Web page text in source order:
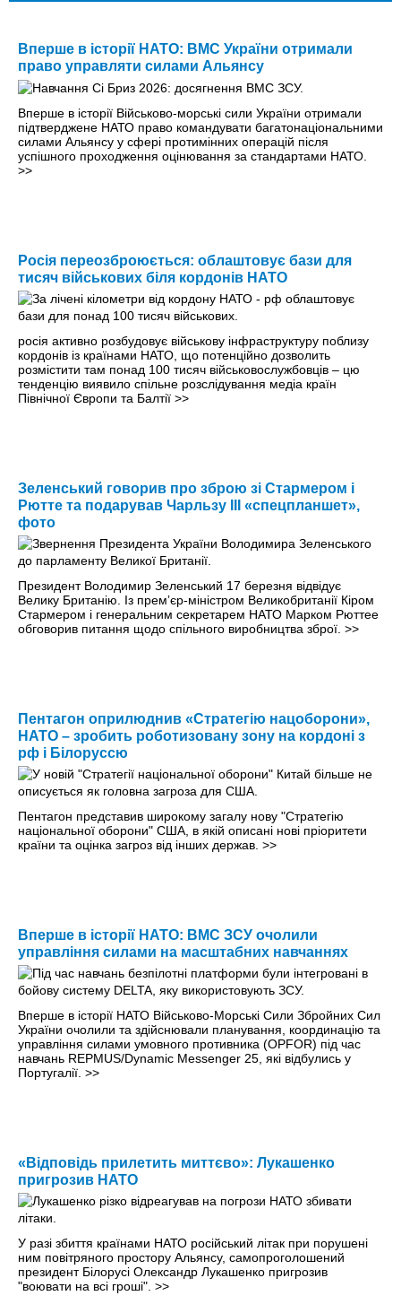
Вперше в історії НАТО: ВМС України отримали
право управляти силами Альянсу
Вперше в історії Військово-морські сили України отримали
підтверджене НАТО право командувати багатонаціональними
силами Альянсу у сфері протимінних операцій після
успішного проходження оцінювання за стандартами НАТО.
>>
Росія переозброюється: облаштовує бази для
тисяч військових біля кордонів НАТО
росія активно розбудовує військову інфраструктуру поблизу
кордонів із країнами НАТО, що потенційно дозволить
розмістити там понад 100 тисяч військовослужбовців – цю
тенденцію виявило спільне розслідування медіа країн
Північної Європи та Балтії >>
Зеленський говорив про зброю зі Стармером і
Рютте та подарував Чарльзу III «спецпланшет»,
фото
Президент Володимир Зеленський 17 березня відвідує
Велику Британію. Із премʼєр-міністром Великобританії Кіром
Стармером і генеральним секретарем НАТО Марком Рюттее
обговорив питання щодо спільного виробництва зброї. >>
Пентагон оприлюднив «Стратегію нацоборони»,
НАТО – зробить роботизовану зону на кордоні з
рф і Білоруссю
Пентагон представив широкому загалу нову "Стратегію
національної оборони" США, в якій описані нові пріоритети
країни та оцінка загроз від інших держав. >>
Вперше в історії НАТО: ВМС ЗСУ очолили
управління силами на масштабних навчаннях
Вперше в історії НАТО Військово-Морські Сили Збройних Сил
України очолили та здійснювали планування, координацію та
управління силами умовного противника (OPFOR) під час
навчань REPMUS/Dynamic Messenger 25, які відбулись у
Португалії. >>
«Відповідь прилетить миттєво»: Лукашенко
пригрозив НАТО
У разі збиття країнами НАТО російський літак при порушені
ним повітряного простору Альянсу, самопроголошений
президент Білорусі Олександр Лукашенко пригрозив
"воювати на всі гроші". >>